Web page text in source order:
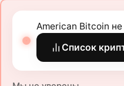
American Bitcoin не
Список